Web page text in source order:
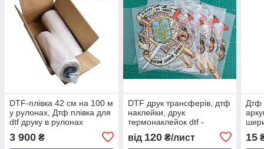
DTF-плівка 42 см на 100 м
у рулонах, Дтф плівка для
dtf друку в рулонах
3 900 ₴
DTF друк трансферів, дтф
наклейки, друк
термонаклейок dtf -
сувенірної продукції
від 120₴/лист
Дтф
15